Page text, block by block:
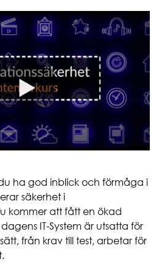
ha god inblick och förmåga i
säkerhet i
kommer att fått en ökad
IT-System är utsatta för
från krav till test, arbetar för